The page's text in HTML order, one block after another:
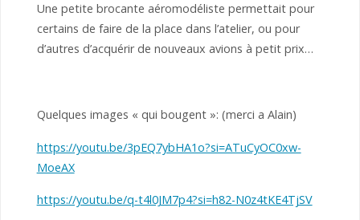
Une petite brocante aéromodéliste permettait pour
certains de faire de la place dans l’atelier, ou pour
d’autres d’acquérir de nouveaux avions à petit prix…
Quelques images « qui bougent »: (merci a Alain)
https://youtu.be/3pEQ7ybHA1o?si=ATuCyOC0xw-
MoeAX
https://youtu.be/q-t4l0JM7p4?si=h82-N0z4tKE4TjSV